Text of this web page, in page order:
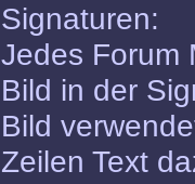
Signaturen:
Jedes Forum
Bild in der
Bild
Zeilen Text